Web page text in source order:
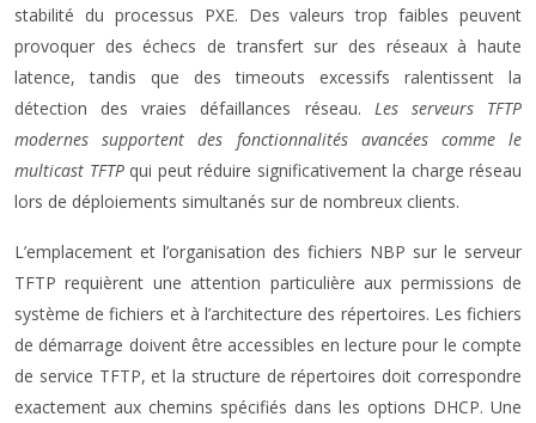
stabilité du processus PXE. Des valeurs trop faibles peuvent
provoquer des échecs de transfert sur des réseaux à haute
latence, tandis que des timeouts excessifs ralentissent la
détection des vraies défaillances réseau. Les serveurs TFTP
modernes supportent des fonctionnalités avancées comme le
multicast TFTPqui peut réduire significativement la charge réseau
lors de déploiements simultanés sur de nombreux clients.
L’emplacement et l’organisation des fichiers NBP sur le serveur
TFTP requièrent une attention particulière aux permissions de
système de fichiers et à l’architecture des répertoires. Les fichiers
de démarrage doivent être accessibles en lecture pour le compte
de service TFTP, et la structure de répertoires doit correspondre
exactement aux chemins spécifiés dans les options DHCP. Une